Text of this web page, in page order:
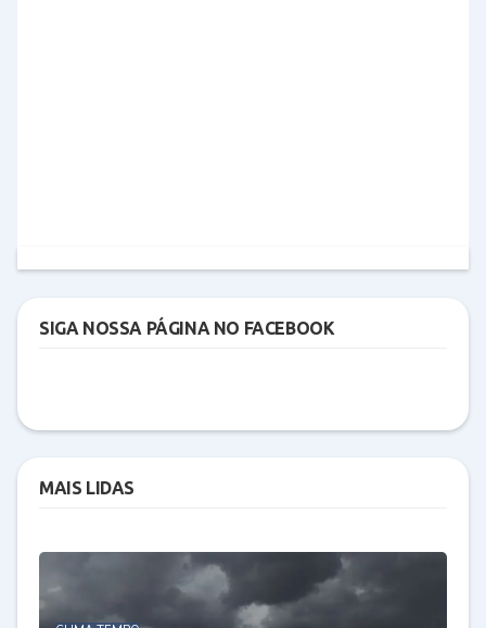
SIGA NOSSA PÁGINA NO FACEBOOK
MAIS LIDAS